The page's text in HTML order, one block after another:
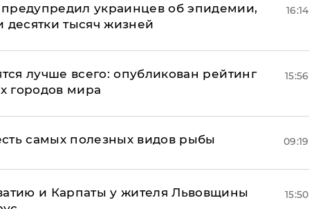
украинцев об эпидемии,
десятки тысяч жизней
16:14
лучше всего: опубликован рейтинг
городов мира
15:56
самых полезных видов рыбы 09:19
и Карпаты у жителя Львовщины
15:50